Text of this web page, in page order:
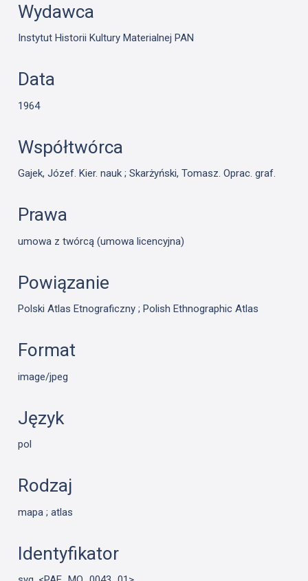
Wydawca
Instytut Historii Kultury Materialnej PAN
Data
1964
Współtwórca
Gajek, Józef. Kier. nauk ; Skarżyński, Tomasz. Oprac. graf.
Prawa
umowa z twórcą (umowa licencyjna)
Powiązanie
Polski Atlas Etnograficzny ; Polish Ethnographic Atlas
Format
image/jpeg
Język
pol
Rodzaj
mapa ; atlas
Identyfikator